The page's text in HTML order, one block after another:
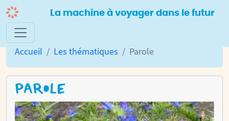
La machine à voyager dans le futur
Accueil Les thématiques Parole
PAROLE